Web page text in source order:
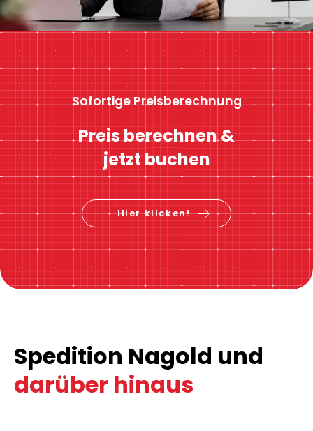
Sofortige Preisberechnung
Preis berechnen &
jetzt buchen
Hier klicken!
Spedition Nagold und
darüber hinaus